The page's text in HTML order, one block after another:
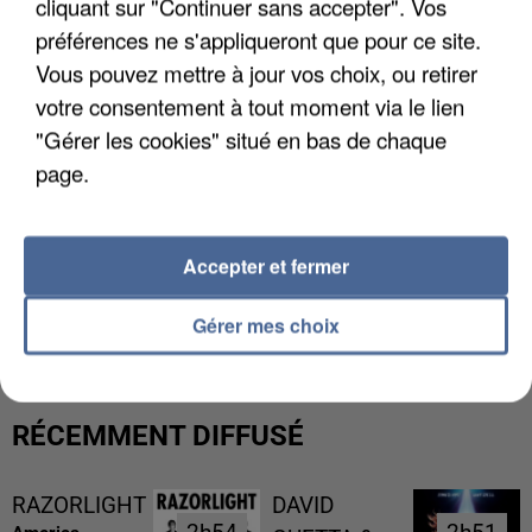
L’UN DES FONDATEURS SUPPOSÉS DE LA DZ
MAFIA INTERPELLÉ EN ALGÉRIE
RÉCEMMENT DIFFUSÉ
RAZORLIGHT
DAVID
préférences ne s'appliqueront que pour ce site.
Vous pouvez mettre à jour vos choix, ou retirer
votre consentement à tout moment via le lien
"Gérer les cookies" situé en bas de chaque
page.
Gérer mes choix
Accepter et fermer